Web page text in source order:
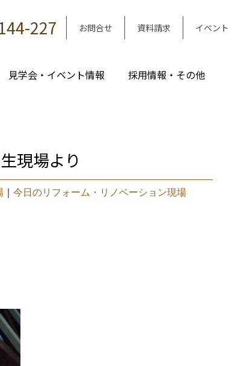
227 お問合せ 資料請求 イベント
見学会・イベント情報 採用情報・その他
現場より
今日のリフォーム・リノベーション現場